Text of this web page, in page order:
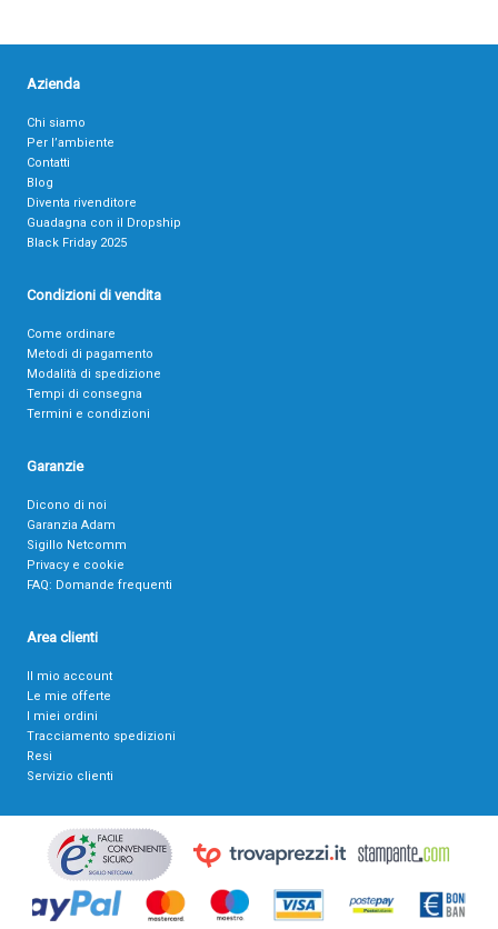
Azienda
Chi siamo
Per l’ambiente
Contatti
Blog
Diventa rivenditore
Guadagna con il Dropship
Black Friday 2025
Condizioni di vendita
Come ordinare
Metodi di pagamento
Modalità di spedizione
Tempi di consegna
Termini e condizioni
Garanzie
Dicono di noi
Garanzia Adam
Sigillo Netcomm
Privacy e cookie
FAQ: Domande frequenti
Area clienti
Il mio account
Le mie offerte
I miei ordini
Tracciamento spedizioni
Resi
Servizio clienti